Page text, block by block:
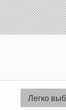
Легко